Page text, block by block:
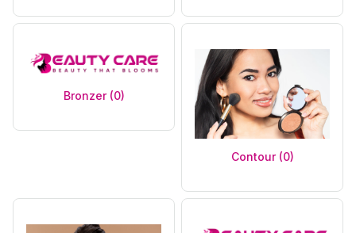
Bronzer (0)
Contour (0)